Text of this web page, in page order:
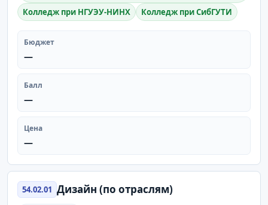
Колледж при НГУЭУ-НИНХ
Колледж при СибГУТИ
Бюджет
—
Балл
—
Цена
—
54.02.01 Дизайн (по отраслям)